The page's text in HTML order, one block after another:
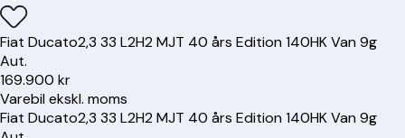
Fiat Ducato2,3 33 L2H2 MJT 40 års Edition 140HK Van 9g
Aut.
169.900 kr
Varebil ekskl. moms
Fiat Ducato2,3 33 L2H2 MJT 40 års Edition 140HK Van 9g